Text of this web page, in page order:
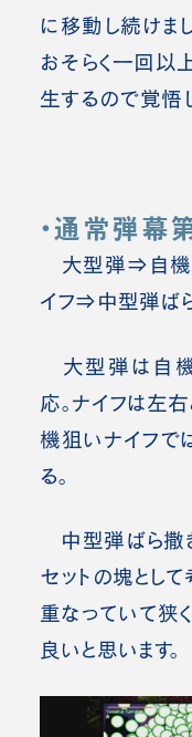
に移動し続けま
おそらく一回以
生するので覚悟し
・通常弾幕
大型弾⇒自機
イフ⇒中型弾ばら
大型弾は自機
応。 ナイフは左右
機狙いナイフで
る。
中型弾ばら撒
セットの塊とし
重なっていて狭
良いと思います。